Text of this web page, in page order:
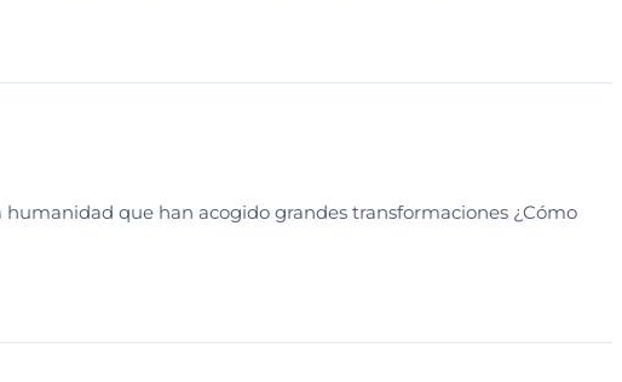
que han acogido grandes transformaciones ¿Cómo